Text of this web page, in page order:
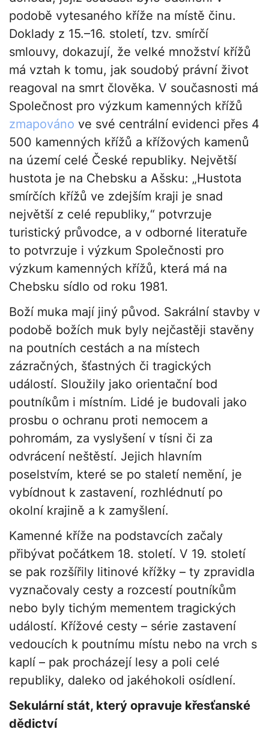
podobě vytesaného kříže na místě činu.
Doklady z 15.–16. století, tzv. smírčí
smlouvy, dokazují, že velké množství křížů
má vztah k tomu, jak soudobý právní život
reagoval na smrt člověka. V současnosti má
Společnost pro výzkum kamenných křížů
zmapováno ve své centrální evidenci přes 4
500 kamenných křížů a křížových kamenů
na území celé České republiky. Největší
hustota je na Chebsku a Ašsku: „Hustota
smírčích křížů ve zdejším kraji je snad
největší z celé republiky,“ potvrzuje
turistický průvodce, a v odborné literatuře
to potvrzuje i výzkum Společnosti pro
výzkum kamenných křížů, která má na
Chebsku sídlo od roku 1981.
Boží muka mají jiný původ. Sakrální stavby v
podobě božích muk byly nejčastěji stavěny
na poutních cestách a na místech
zázračných, šťastných či tragických
událostí. Sloužily jako orientační bod
poutníkům i místním. Lidé je budovali jako
prosbu o ochranu proti nemocem a
pohromám, za vyslyšení v tísni či za
odvrácení neštěstí. Jejich hlavním
poselstvím, které se po staletí nemění, je
vybídnout k zastavení, rozhlédnutí po
okolní krajině a k zamyšlení.
Kamenné kříže na podstavcích začaly
přibývat počátkem 18. století. V 19. století
se pak rozšířily litinové křížky – ty zpravidla
vyznačovaly cesty a rozcestí poutníkům
nebo byly tichým mementem tragických
událostí. Křížové cesty – série zastavení
vedoucích k poutnímu místu nebo na vrch s
kaplí – pak procházejí lesy a poli celé
republiky, daleko od jakéhokoli osídlení.
Sekulární stát, který opravuje křesťanské
dědictví